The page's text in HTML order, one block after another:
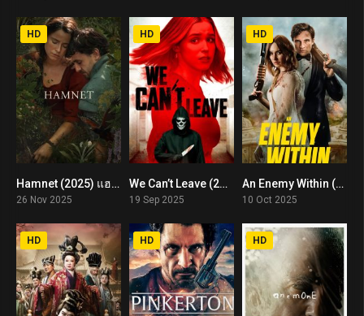
8.1
HD
Hamnet (2025) แฮมเน็ต
26 Nov 2025
3.4
HD
We Can’t Leave (2025) พากย์ไทย
19 Sep 2025
4
HD
An Enemy Within (2025) พากย์ไทย
10 Oct 2025
HD HD HD